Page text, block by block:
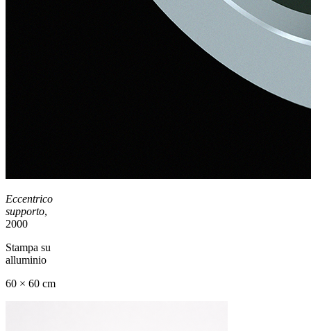
Eccentrico
supporto,
2000
Stampa su
alluminio
60 × 60 cm